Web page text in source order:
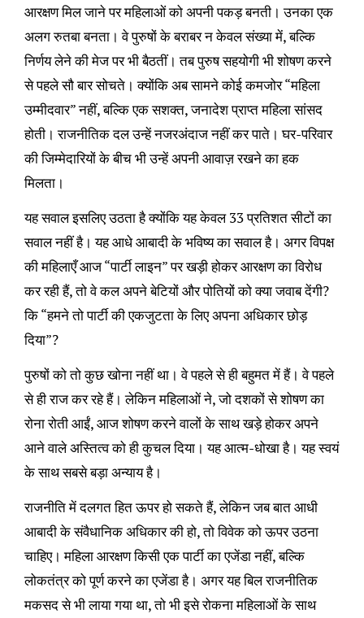
आरक्षण मिल जाने पर महिलाओं को अपनी पकड़ बनती। उनका एक
अलग रुतबा बनता। वे पुरुषों के बराबर न केवल संख्या में, बल्कि
निर्णय लेने की मेज पर भी बैठतीं। तब पुरुष सहयोगी भी शोषण करने
से पहले सौ बार सोचते। क्योंकि अब सामने कोई कमजोर “महिला
उम्मीदवार” नहीं, बल्कि एक सशक्त, जनादेश प्राप्त महिला सांसद
होती। राजनीतिक दल उन्हें नजरअंदाज नहीं कर पाते। घर-परिवार
की जिम्मेदारियों के बीच भी उन्हें अपनी आवाज़ रखने का हक
मिलता।
यह सवाल इसलिए उठता है क्योंकि यह केवल 33 प्रतिशत सीटों का
सवाल नहीं है। यह आधे आबादी के भविष्य का सवाल है। अगर विपक्ष
की महिलाएँ आज “पार्टी लाइन” पर खड़ी होकर आरक्षण का विरोध
कर रही हैं, तो वे कल अपने बेटियों और पोतियों को क्या जवाब देंगी?
कि “हमने तो पार्टी की एकजुटता के लिए अपना अधिकार छोड़
दिया”?
पुरुषों को तो कुछ खोना नहीं था। वे पहले से ही बहुमत में हैं। वे पहले
से ही राज कर रहे हैं। लेकिन महिलाओं ने, जो दशकों से शोषण का
रोना रोती आईं, आज शोषण करने वालों के साथ खड़े होकर अपने
आने वाले अस्तित्व को ही कुचल दिया। यह आत्म-धोखा है। यह स्वयं
के साथ सबसे बड़ा अन्याय है।
राजनीति में दलगत हित ऊपर हो सकते हैं, लेकिन जब बात आधी
आबादी के संवैधानिक अधिकार की हो, तो विवेक को ऊपर उठना
चाहिए। महिला आरक्षण किसी एक पार्टी का एजेंडा नहीं, बल्कि
लोकतंत्र को पूर्ण करने का एजेंडा है। अगर यह बिल राजनीतिक
मकसद से भी लाया गया था, तो भी इसे रोकना महिलाओं के साथ